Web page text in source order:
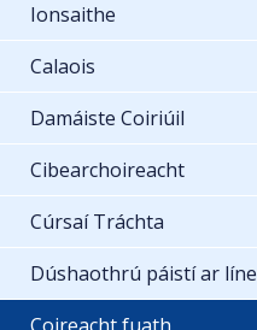
Ionsaithe
Calaois
Damáiste Coiriúil
Cibearchoireacht
Cúrsaí Tráchta
Dúshaothrú páistí ar líne